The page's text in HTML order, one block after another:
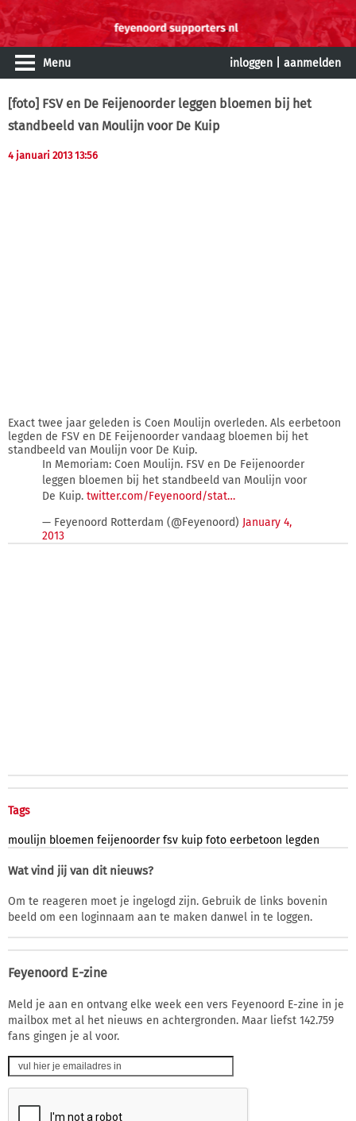
Menu inloggen aanmelden
[foto] FSV en De Feijenoorder leggen bloemen bij het
standbeeld van Moulijn voor De Kuip
4 januari 2013 13:56
Exact twee jaar geleden is Coen Moulijn overleden. Als eerbetoon
legden de FSV en DE Feijenoorder vandaag bloemen bij het
standbeeld van Moulijn voor De Kuip.
In Memoriam: Coen Moulijn. FSV en De Feijenoorder
leggen bloemen bij het standbeeld van Moulijn voor
De Kuip. twitter.com/Feyenoord/stat…
— Feyenoord Rotterdam (@Feyenoord) January 4,
2013
Tags
moulijn bloemen feijenoorder fsv kuip foto eerbetoon legden
Wat vind jij van dit nieuws?
Om te reageren moet je ingelogd zijn. Gebruik de links bovenin
beeld om een loginnaam aan te maken danwel in te loggen.
Feyenoord E-zine
Meld je aan en ontvang elke week een vers Feyenoord E-zine in je
mailbox met al het nieuws en achtergronden. Maar liefst 142.759
fans gingen je al voor.